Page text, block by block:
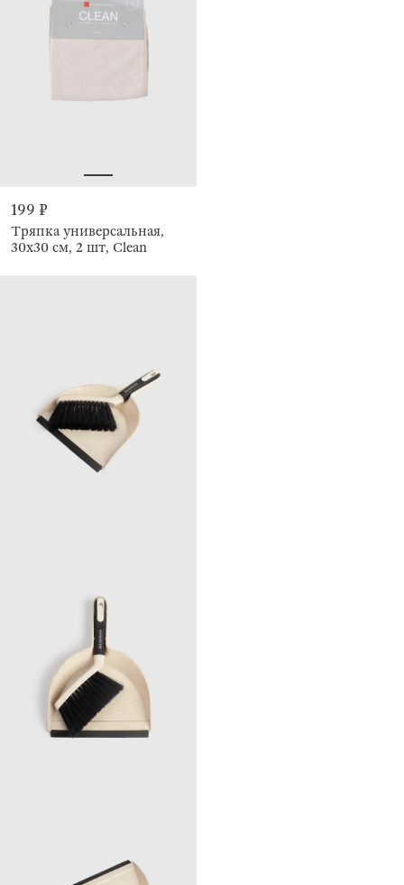
199 ₽
Тряпка универсальная,
30х30 см, 2 шт, Clean